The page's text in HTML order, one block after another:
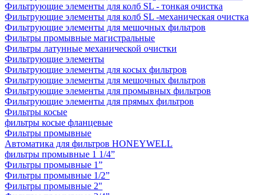
Фильтрующие элементы для колб SL - тонкая очистка
Фильтрующие элементы для колб SL -механическая очистка
Фильтрующие элементы для мешочных фильтров
Фильтры промывные магистральные
Фильтры латунные механической очистки
Фильтрующие элементы
Фильтрующие элементы для косых фильтров
Фильтрующие элементы для мешочных фильтров
Фильтрующие элементы для промывных фильтров
Фильтрующие элементы для прямых фильтров
Фильтры косые
фильтры косые фланцевые
Фильтры промывные
Автоматика для фильтров HONEYWELL
фильтры промывные 1 1/4”
Фильтры промывные 1”
Фильтры промывные 1/2”
Фильтры промывные 2"